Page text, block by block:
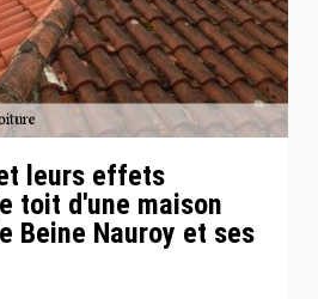
leurs effets
toit d'une maison
Beine Nauroy et ses